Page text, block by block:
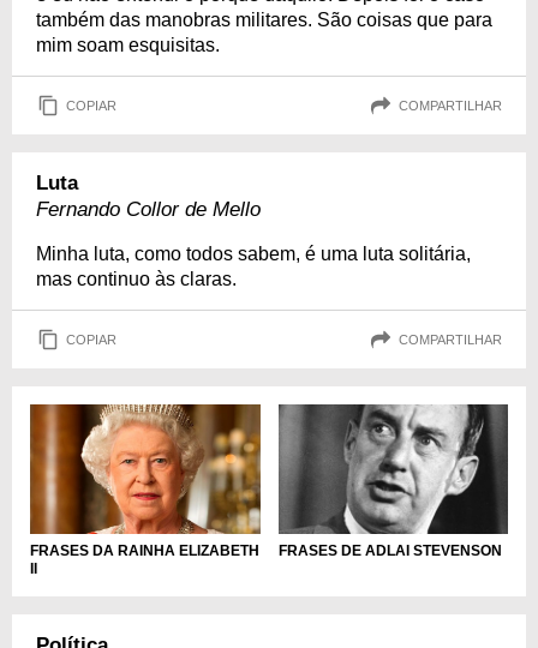
também das manobras militares. São coisas que para
mim soam esquisitas.
COPIAR COMPARTILHAR
Luta
Fernando Collor de Mello
Minha luta, como todos sabem, é uma luta solitária,
mas continuo às claras.
COPIAR COMPARTILHAR
FRASES DA RAINHA ELIZABETH
II
FRASES DE ADLAI STEVENSON